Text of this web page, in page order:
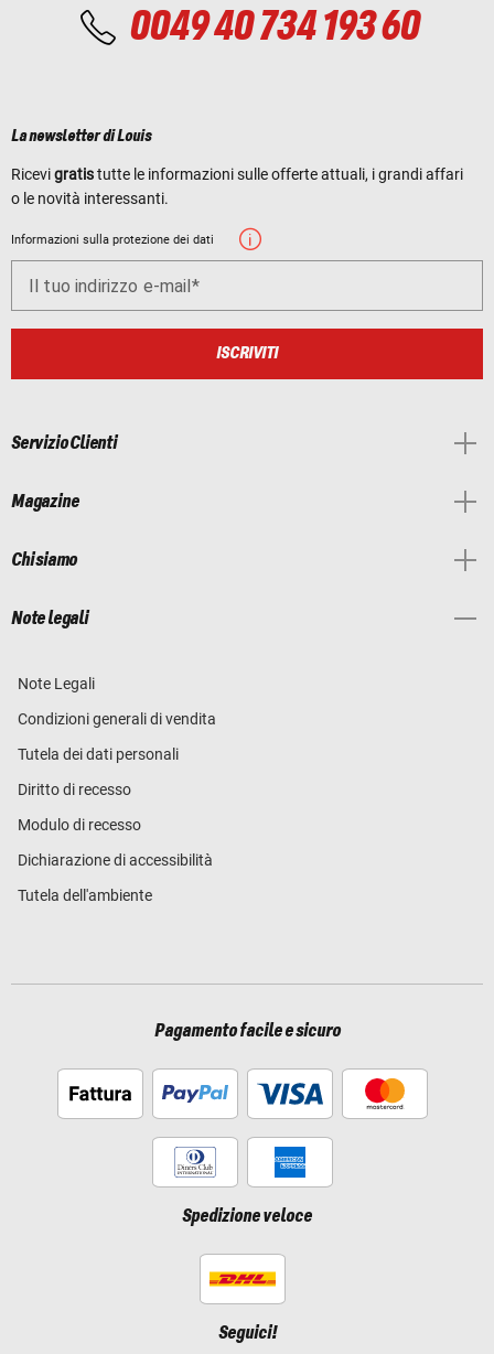
0049 40 734 193 60
La newsletter di Louis
Ricevigratistutte le informazioni sulle offerte attuali, i grandi affari
o le novità interessanti.
Informazioni sulla protezione dei dati
Il tuo indirizzo e-mail
ISCRIVITI
Servizio Clienti
Magazine
Chi siamo
Note legali
Note Legali
Condizioni generali di vendita
Tutela dei dati personali
Diritto di recesso
Modulo di recesso
Dichiarazione di accessibilità
Tutela dell'ambiente
Pagamento facile e sicuro
Spedizione veloce
Seguici!